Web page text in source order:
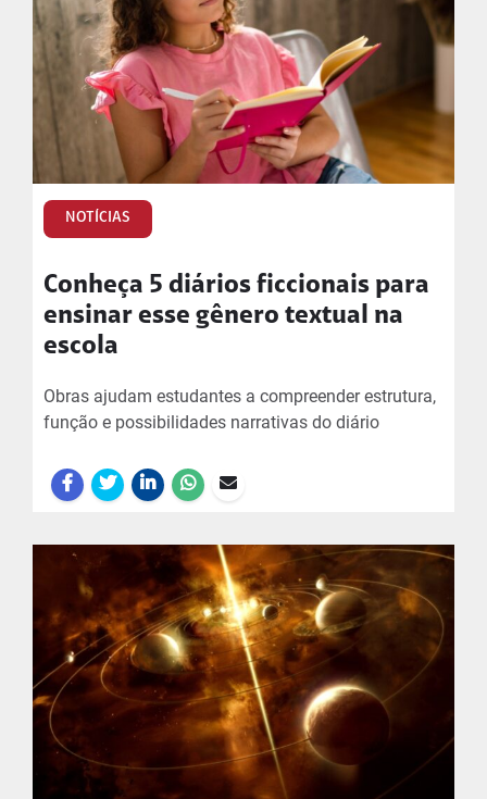
NOTÍCIAS
Conheça 5 diários ficcionais para
ensinar esse gênero textual na
escola
Obras ajudam estudantes a compreender estrutura,
função e possibilidades narrativas do diário